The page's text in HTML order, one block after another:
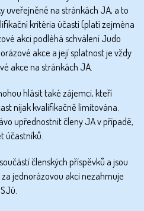
uveřejněné na stránkách JA, a to
kritéria účasti (platí zejména
akci podléhá schválení Judo
akce a její splatnost je vždy
akce na stránkách JA.
hlásit také zájemci, kteří
nijak kvalifikačně limitována.
upřednostnit členy JA v případě,
účastníků.
členských příspěvků a jsou
jednorázovou akci nezahrnuje